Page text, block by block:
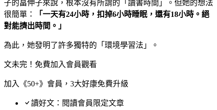
子的畠伸子來說，根本沒有所謂的「讀書時間」。但她的想法
很簡單：
「一天有24小時，扣掉6小時睡眠，還有18小時。絕
對能擠出時間。」
為此，她發明了許多獨特的「環境學習法」。
文未完！免費加入會員觀看
加入《50+》會員，3大好康免費升級
讀好文：閱讀會員限定文章